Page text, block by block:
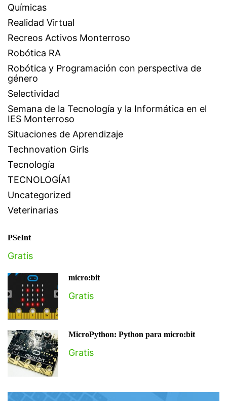
Químicas
Realidad Virtual
Recreos Activos Monterroso
Robótica RA
Robótica y Programación con perspectiva de
género
Selectividad
Semana de la Tecnología y la Informática en el
IES Monterroso
Situaciones de Aprendizaje
Technovation Girls
Tecnología
TECNOLOGÍA1
Uncategorized
Veterinarias
PSeInt
Gratis
micro:bit
Gratis
MicroPython: Python para micro:bit
Gratis